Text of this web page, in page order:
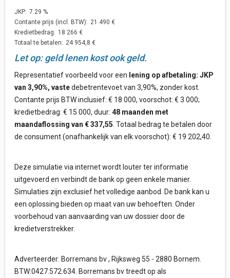
JKP: 7.29 %
Contante prijs (incl. BTW): 21 490 €
Kredietbedrag: 18 266 €
Totaal te betalen: 24 954,8 €
Let op: geld lenen kost ook geld.
Representatief voorbeeld voor een lening op afbetaling: JKP
van 3,90%, vastedebetrentevoet van 3,90%, zonder kost.
Contante prijs BTW inclusief: € 18 000, voorschot: € 3 000;
kredietbedrag: € 15 000, duur: 48 maanden met
maandaflossing van € 337,55 . Totaal bedrag te betalen door
de consument (onafhankelijk van elk voorschot): € 19 202,40.
Deze simulatie via internet wordt louter ter informatie
uitgevoerd en verbindt de bank op geen enkele manier.
Simulaties zijn exclusief het volledige aanbod. De bank kan u
een oplossing bieden op maat van uw behoeften. Onder
voorbehoud van aanvaarding van uw dossier door de
kredietverstrekker.
Adverteerder: Borremans bv , Rijksweg 55 - 2880 Bornem.
BTW:0427.572.634. Borremans bv treedt op als